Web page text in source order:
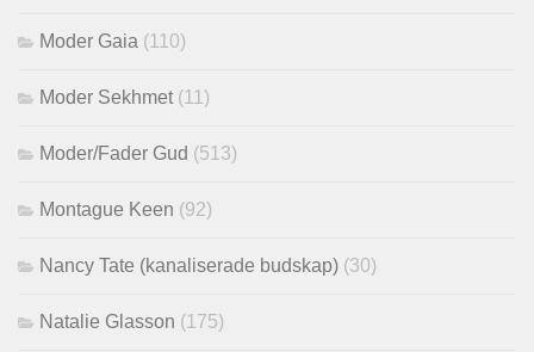
Moder Gaia (110)
Moder Sekhmet (11)
Moder/Fader Gud (513)
Montague Keen (92)
Nancy Tate (kanaliserade budskap) (30)
Natalie Glasson (175)